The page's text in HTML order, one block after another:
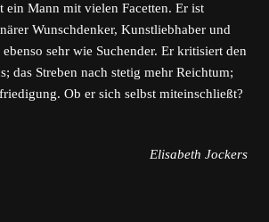
ein Mann mit vielen Facetten. Er ist
Wunschdenker, Kunstliebhaber und
sehr wie Suchender. Er kritisiert den
das Streben nach stetig mehr Reichtum;
Ob er sich selbst miteinschließt?
Elisabeth Jockers